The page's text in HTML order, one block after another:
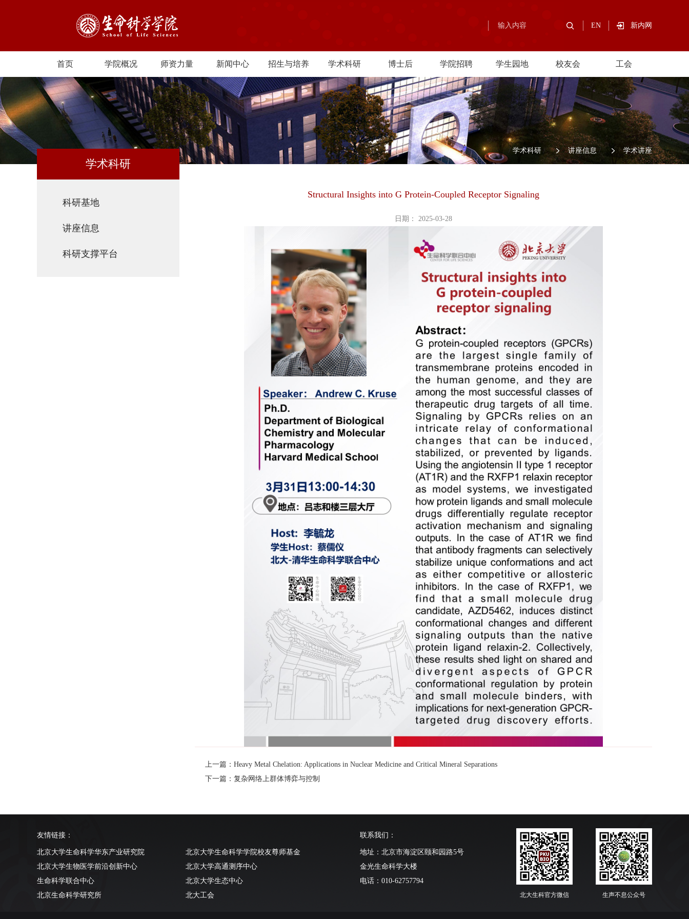
EN 新内网
首页 学院概况 师资力量 新闻中心 招生与培养 学术科研 博士后 学院招聘 学生园地 校友会 工会
/ 学术科研 / 讲座信息 / 学术讲座
学术科研
科研基地
讲座信息
科研支撑平台
Structural Insights into G Protein-Coupled Receptor Signaling
日期： 2025-03-28
上一篇：Heavy Metal Chelation: Applications in Nuclear Medicine and Critical Mineral Separations
下一篇：复杂网络上群体博弈与控制
友情链接：
北京大学生命科学华东产业研究院
北京大学生命科学学院校友尊师基金
北京大学生物医学前沿创新中心
北京大学高通测序中心
生命科学联合中心
北京大学生态中心
北京生命科学研究所
北大工会
联系我们：
地址：北京市海淀区颐和园路5号
金光生命科学大楼
电话：010-62757794
北大生科官方微信 生声不息公众号